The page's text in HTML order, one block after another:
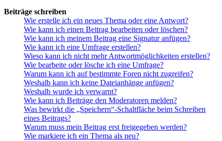
Beiträge schreiben
Wie erstelle ich ein neues Thema oder eine Antwort?
Wie kann ich einen Beitrag bearbeiten oder löschen?
Wie kann ich meinem Beitrag eine Signatur anfügen?
Wie kann ich eine Umfrage erstellen?
Wieso kann ich nicht mehr Antwortmöglichkeiten erstellen?
Wie bearbeite oder lösche ich eine Umfrage?
Warum kann ich auf bestimmte Foren nicht zugreifen?
Weshalb kann ich keine Dateianhänge anfügen?
Weshalb wurde ich verwarnt?
Wie kann ich Beiträge den Moderatoren melden?
Was bewirkt die „Speichern“-Schaltfläche beim Schreiben
eines Beitrags?
Warum muss mein Beitrag erst freigegeben werden?
Wie markiere ich ein Thema als neu?